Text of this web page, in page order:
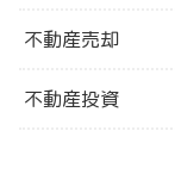
不動産売却
不動産投資